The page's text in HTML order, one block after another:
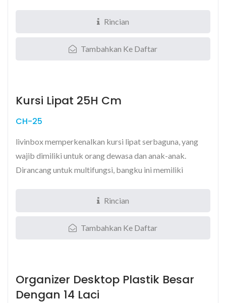
Rincian
Tambahkan Ke Daftar
Kursi Lipat 25H Cm
CH-25
livinbox memperkenalkan kursi lipat serbaguna, yang
wajib dimiliki untuk orang dewasa dan anak-anak.
Dirancang untuk multifungsi, bangku ini memiliki
Rincian
Tambahkan Ke Daftar
Organizer Desktop Plastik Besar
Dengan 14 Laci